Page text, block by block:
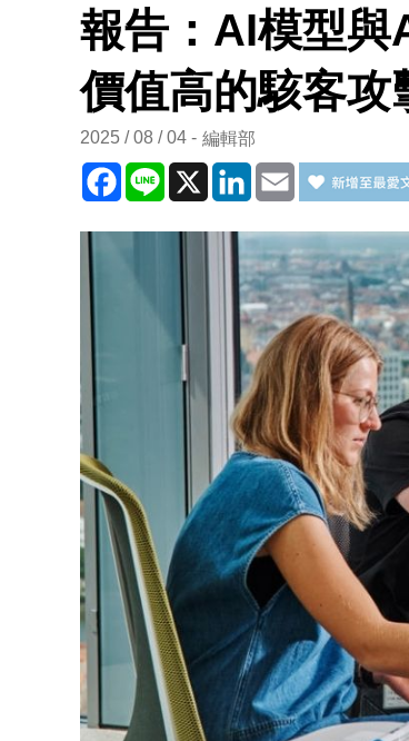
報告：AI模型與
價值高的駭客攻
2025 / 08 / 04 編輯部
Facebook
Line X LinkedInEmail